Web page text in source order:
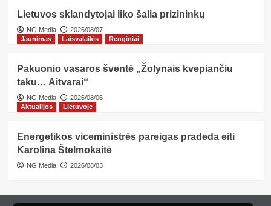
Lietuvos sklandytojai liko šalia prizininkų
NG Media
2026/08/07
Jaunimas
Laisvalaikis Renginiai
Pakuonio vasaros šventė „Žolynais kvepiančiu
taku… Aitvarai“
NG Media
2026/08/06
Aktualijos
Lietuvoje
Energetikos viceministrės pareigas pradeda eiti
Karolina Štelmokaitė
NG Media 2026/08/03